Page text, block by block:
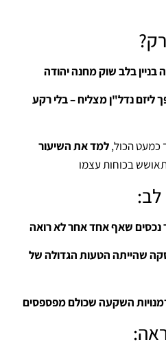
בניין בלב שוק מחנה יהודה
ליזם נדל"ן מצליח – בלי רקע
כמעט הכול,למד את השיעור
בכוחות עצמו
לב:
שאף אחד אחר לא רואה
שהייתה הטעות הגדולה של
השקעה שכולם מפספסים